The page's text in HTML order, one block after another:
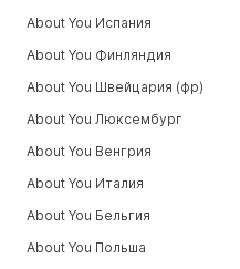
About You Испания
About You Финляндия
About You Швейцария (фр)
About You Люксембург
About You Венгрия
About You Италия
About You Бельгия
About You Польша